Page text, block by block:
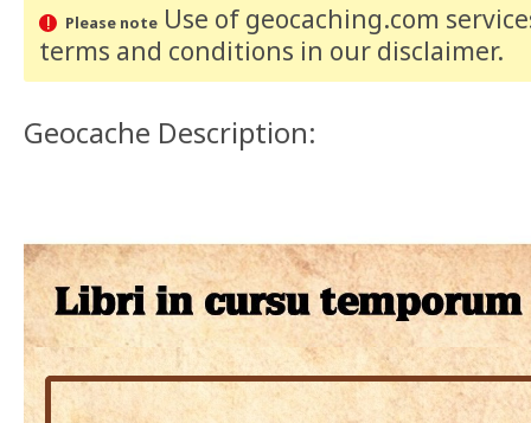
Please noteUse of geocaching.com
terms and conditions in our disclaimer.
Geocache Description: